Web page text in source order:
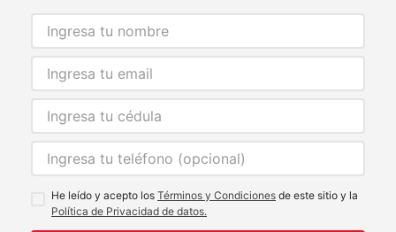
He leído y acepto los Términos y Condiciones de este sitio y la
Política de Privacidad de datos.